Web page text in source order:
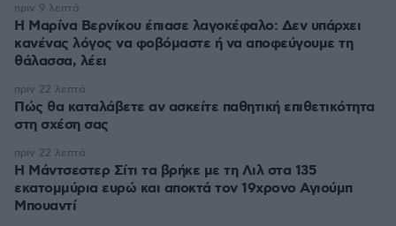
Η Μαρίνα Βερνίκου έπιασε λαγοκέφαλο: Δεν υπάρχει
κανένας λόγος να φοβόμαστε ή να αποφεύγουμε τη
θάλασσα, λέει
πριν 9 λεπτά
Πώς θα καταλάβετε αν ασκείτε παθητική επιθετικότητα
στη σχέση σας
πριν 22 λεπτά
Η Μάντσεστερ Σίτι τα βρήκε με τη Λιλ στα 135
εκατομμύρια ευρώ και αποκτά τον 19χρονο Αγιούμπ
Μπουαντί
πριν 22 λεπτά